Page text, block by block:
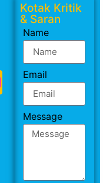
Kotak Kritik
& Saran
Name
Email
Message